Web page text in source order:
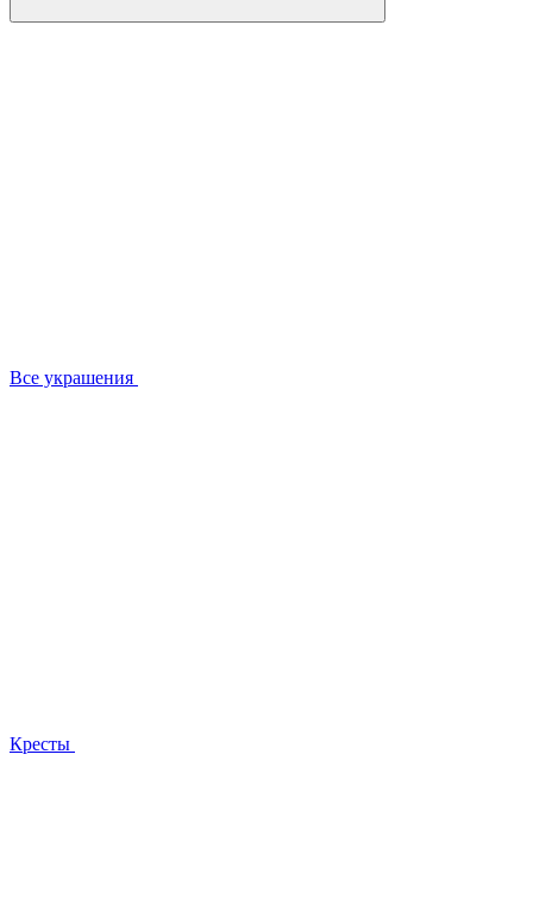
Все украшения
Кресты